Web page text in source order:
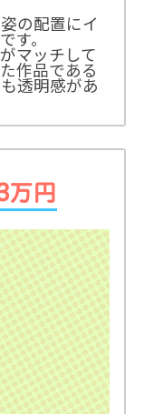
の配置にイ
す。
マッチして
作品である
透明感があ
万円
紙デザインコ
10万円